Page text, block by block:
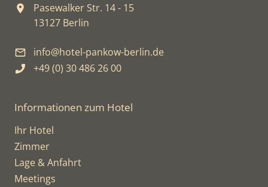
Pasewalker Str. 14 - 15
13127 Berlin
info@hotel-pankow-berlin.de
+49 (0) 30 486 26 00
Informationen zum Hotel
Ihr Hotel
Zimmer
Lage & Anfahrt
Meetings